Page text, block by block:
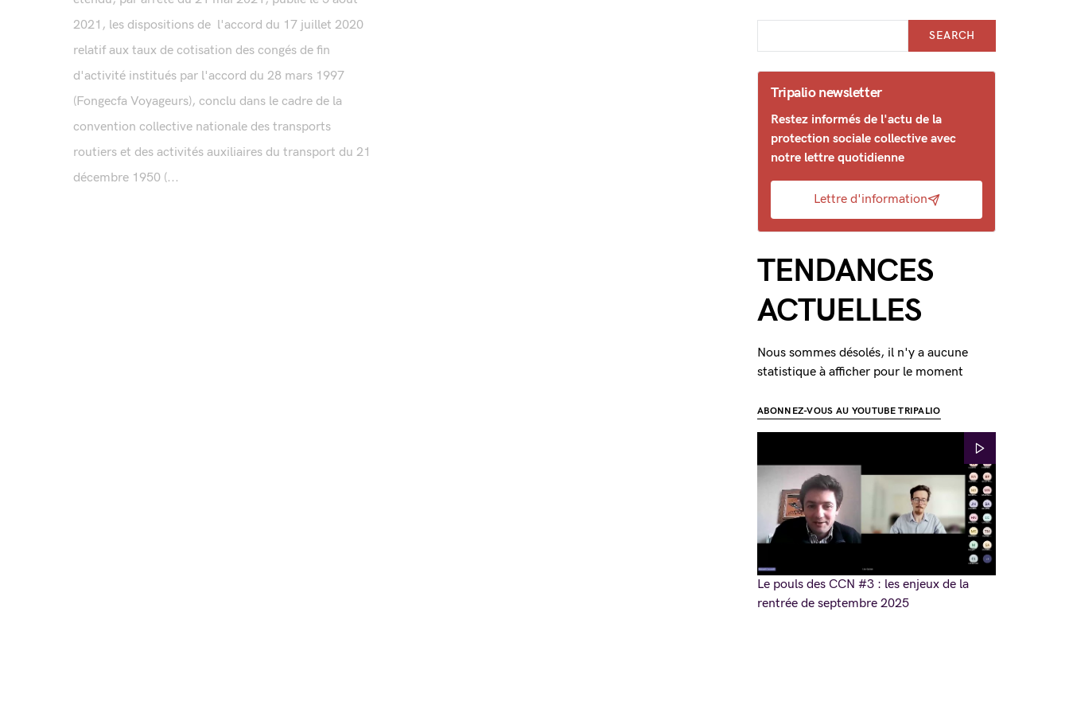
2021, les dispositions de l'accord du 17 juillet 2020
relatif aux taux de cotisation des congés de fin
d'activité institués par l'accord du 28 mars 1997
(Fongecfa Voyageurs), conclu dans le cadre de la
convention collective nationale des transports
routiers et des activités auxiliaires du transport du 21
décembre 1950 (...
SEARCH
Tripalio newsletter
Restez informés de l'actu de la
protection sociale collective avec
notre lettre quotidienne
Lettre d'information
TENDANCES
ACTUELLES
Nous sommes désolés, il n'y a aucune
statistique à afficher pour le moment
ABONNEZ-VOUS AU YOUTUBE TRIPALIO
Le pouls des CCN #3 : les enjeux de la
rentrée de septembre 2025